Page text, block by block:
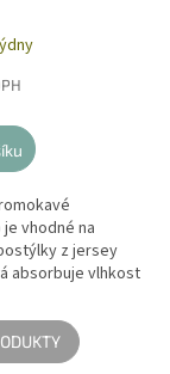
vhodné na
z jersey
absorbuje vlhkost
chrání